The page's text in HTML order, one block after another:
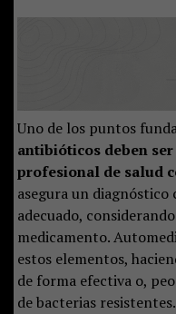
Uno de los puntos
antibióticos deben
profesional de salud
asegura un
adecuado,
medicamento.
estos elementos,
de forma efectiva o,
de bacterias resistentes.